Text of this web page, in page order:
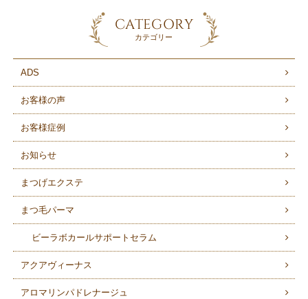
CATEGORY
カテゴリー
ADS
お客様の声
お客様症例
お知らせ
まつげエクステ
まつ毛パーマ
ビーラボカールサポートセラム
アクアヴィーナス
アロマリンパドレナージュ